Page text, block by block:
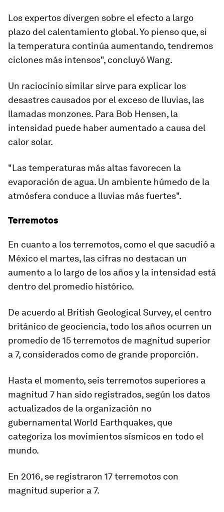
Los expertos divergen sobre el efecto a largo
plazo del calentamiento global. Yo pienso que, si
la temperatura continúa aumentando, tendremos
ciclones más intensos", concluyó Wang.
Un raciocinio similar sirve para explicar los
desastres causados por el exceso de lluvias, las
llamadas monzones. Para Bob Hensen, la
intensidad puede haber aumentado a causa del
calor solar.
"Las temperaturas más altas favorecen la
evaporación de agua. Un ambiente húmedo de la
atmósfera conduce a lluvias más fuertes".
Terremotos
En cuanto a los terremotos, como el que sacudió a
México el martes, las cifras no destacan un
aumento a lo largo de los años y la intensidad está
dentro del promedio histórico.
De acuerdo al British Geological Survey, el centro
británico de geociencia,todo los años ocurren un
promedio de 15 terremotos de magnitud superior
a 7, considerados como de grande proporción.
Hasta el momento, seis terremotos superiores a
magnitud 7 han sido registrados, según los datos
actualizados de la organización no
gubernamental World Earthquakes, que
categoriza los movimientos sísmicos en todo el
mundo.
En 2016, se registraron 17 terremotos con
magnitud superior a 7.